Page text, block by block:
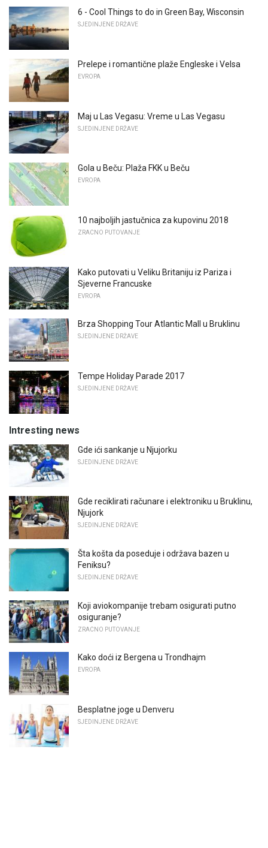
6 - Cool Things to do in Green Bay, Wisconsin
SJEDINJENE DRŽAVE
Prelepe i romantične plaže Engleske i Velsa
EVROPA
Maj u Las Vegasu: Vreme u Las Vegasu
SJEDINJENE DRŽAVE
Gola u Beču: Plaža FKK u Beču
EVROPA
10 najboljih jastučnica za kupovinu 2018
ZRACNO PUTOVANJE
Kako putovati u Veliku Britaniju iz Pariza i
Sjeverne Francuske
EVROPA
Brza Shopping Tour Atlantic Mall u Bruklinu
SJEDINJENE DRŽAVE
Tempe Holiday Parade 2017
SJEDINJENE DRŽAVE
Intresting news
Gde ići sankanje u Njujorku
SJEDINJENE DRŽAVE
Gde reciklirati računare i elektroniku u Bruklinu,
Njujork
SJEDINJENE DRŽAVE
Šta košta da poseduje i održava bazen u
Feniksu?
SJEDINJENE DRŽAVE
Koji aviokompanije trebam osigurati putno
osiguranje?
ZRACNO PUTOVANJE
Kako doći iz Bergena u Trondhajm
EVROPA
Besplatne joge u Denveru
SJEDINJENE DRŽAVE